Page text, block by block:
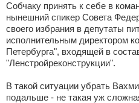
Собчаку принять к себе в
нынешний спикер Совета
своего избрания в депутаты
исполнительным директором
Петербурга", входящей в
"Ленстройреконструкции".
В такой ситуации убрать
подальше - не такая уж